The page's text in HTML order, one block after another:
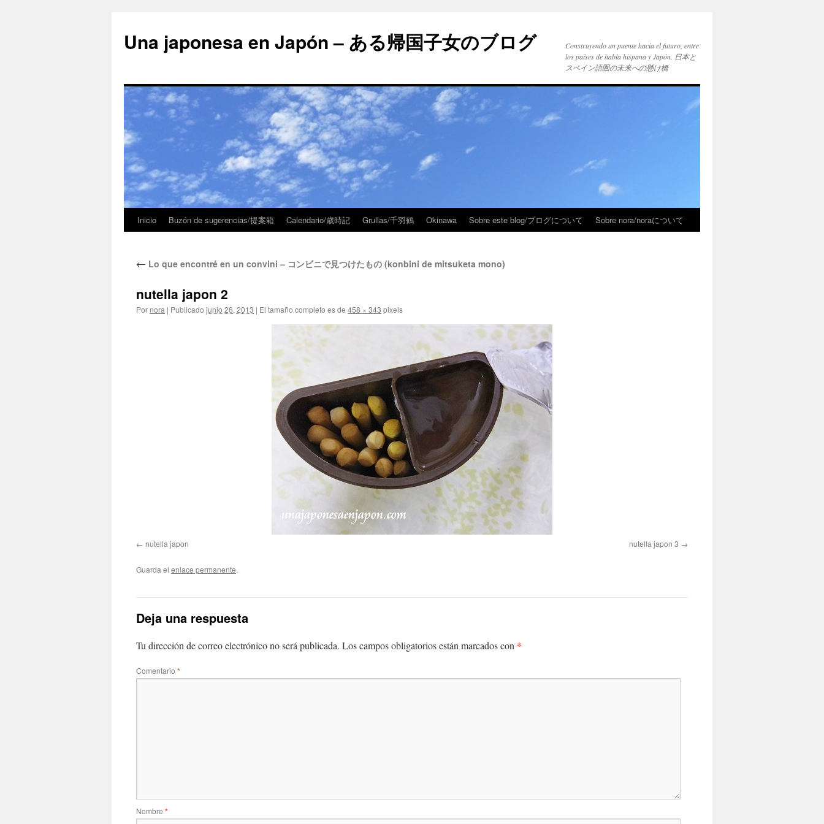
Una japonesa en Japón – ある帰国子女のブログ
Construyendo un puente hacia el futuro, entre
los países de habla hispana y Japón. 日本と
スペイン語圏の未来への懸け橋
Inicio Buzón de sugerencias/提案箱 Calendario/歳時記 Grullas/千羽鶴 Okinawa Sobre este blog/ブログについて Sobre nora/noraについて
← Lo que encontré en un convini – コンビニで見つけたもの (konbini de mitsuketa mono)
nutella japon 2
Por nora | Publicado junio 26, 2013 | El tamaño completo es de 458 × 343 pixels
nutella japon nutella japon 3
Guarda el enlace permanente.
Deja una respuesta
Tu dirección de correo electrónico no será publicada. Los campos obligatorios están marcados con *
Comentario *
Nombre *